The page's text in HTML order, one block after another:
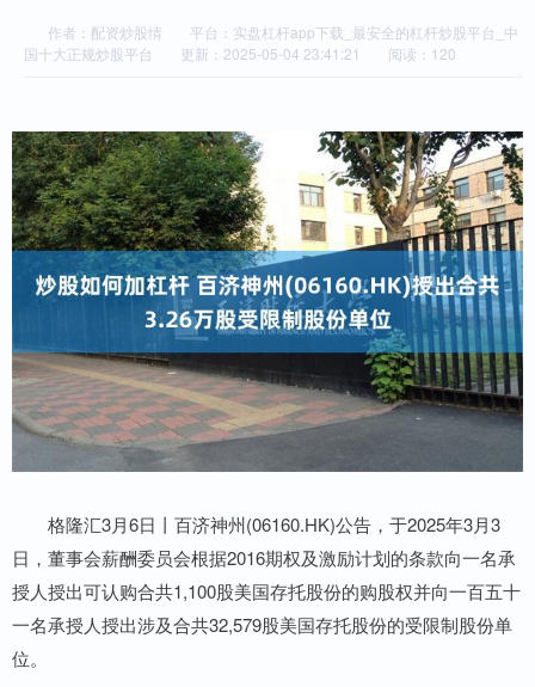
作者：配资炒股情
平台：实盘杠杆app下载_最安全的杠杆炒股平台_中
国十大正规炒股平台
更新：2025-05-04 23:41:21 阅读：120
格隆汇3月6日丨百济神州(06160.HK)公告，于2025年3月3
日，董事会薪酬委员会根据2016期权及激励计划的条款向一名承
授人授出可认购合共1,100股美国存托股份的购股权并向一百五十
一名承授人授出涉及合共32,579股美国存托股份的受限制股份单
位。